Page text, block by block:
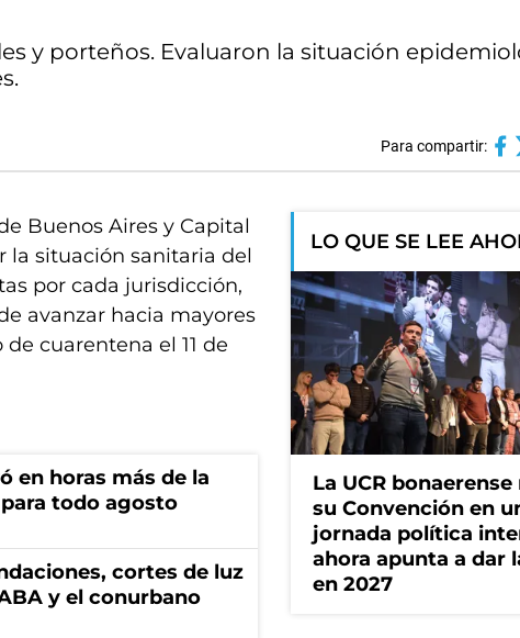
y porteños. Evaluaron la situación
Para compartir:
Buenos Aires y Capital
la situación sanitaria del
por cada jurisdicción,
avanzar hacia mayores
cuarentena el 11 de
en horas más de la
todo agosto
cortes de luz
y el conurbano
LO QUE SE LEE
La UCR
su Convención en
jornada política
ahora apunta a dar
en 2027